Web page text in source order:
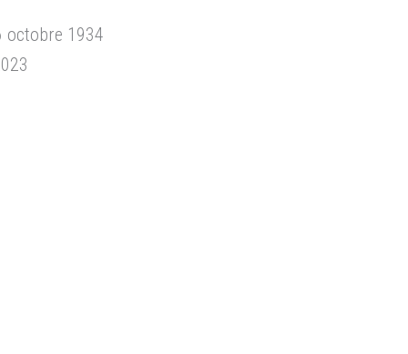
octobre 1934